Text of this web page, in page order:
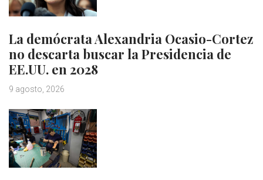
La demócrata Alexandria Ocasio-Cortez
no descarta buscar la Presidencia de
EE.UU. en 2028
9 agosto, 2026